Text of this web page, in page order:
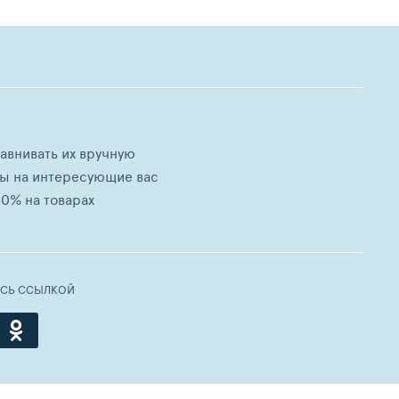
их вручную
на интересующие вас
на товарах
ССЫЛКОЙ